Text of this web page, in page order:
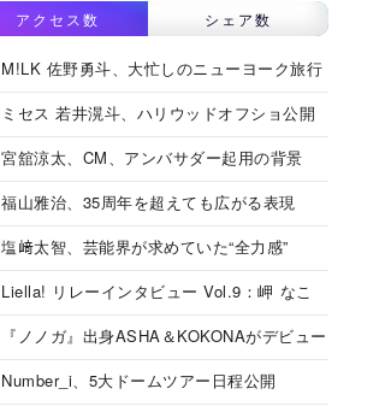
アクセス数 シェア数
M!LK 佐野勇斗、大忙しのニューヨーク旅行
ミセス 若井滉斗、ハリウッドオフショ公開
宮舘涼太、CM、アンバサダー起用の背景
福山雅治、35周年を超えても広がる表現
塩﨑太智、芸能界が求めていた“全力感”
Liella! リレーインタビュー Vol.9：岬 なこ
『ノノガ』出身ASHA＆KOKONAがデビュー
Number_i、5大ドームツアー日程公開